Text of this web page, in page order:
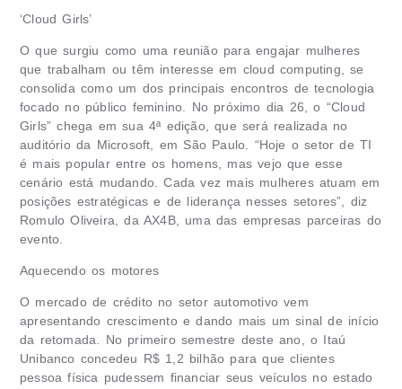
‘Cloud Girls’
O que surgiu como uma reunião para engajar mulheres
que trabalham ou têm interesse em cloud computing, se
consolida como um dos principais encontros de tecnologia
focado no público feminino. No próximo dia 26, o “Cloud
Girls” chega em sua 4ª edição, que será realizada no
auditório da Microsoft, em São Paulo. “Hoje o setor de TI
é mais popular entre os homens, mas vejo que esse
cenário está mudando. Cada vez mais mulheres atuam em
posições estratégicas e de liderança nesses setores”, diz
Romulo Oliveira, da AX4B, uma das empresas parceiras do
evento.
Aquecendo os motores
O mercado de crédito no setor automotivo vem
apresentando crescimento e dando mais um sinal de início
da retomada. No primeiro semestre deste ano, o Itaú
Unibanco concedeu R$ 1,2 bilhão para que clientes
pessoa física pudessem financiar seus veículos no estado